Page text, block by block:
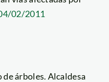
02/2011
de árboles. Alcaldesa